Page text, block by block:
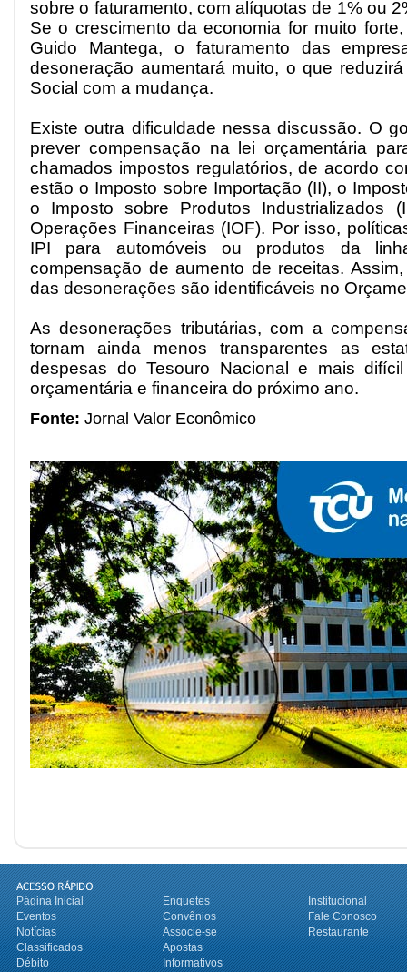
sobre o faturamento, com alíquotas de 1% ou
Se o crescimento da economia for muito
Guido Mantega, o faturamento das
desoneração aumentará muito, o que
Social com a mudança.
Existe outra dificuldade nessa discussão. O
prever compensação na lei orçamentária
chamados impostos regulatórios, de acordo
estão o Imposto sobre Importação (II), o
o Imposto sobre Produtos Industrializados
Operações Financeiras (IOF). Por isso,
IPI para automóveis ou produtos da
compensação de aumento de receitas.
das desonerações são identificáveis no
As desonerações tributárias, com a
tornam ainda menos transparentes as
despesas do Tesouro Nacional e mais
orçamentária e financeira do próximo ano.
Fonte: Jornal Valor Econômico
Página Inicial Enquetes
Institucional
Eventos
Convênios
Fale Conosco
Notícias
Associe-se
Restaurante
Classificados
Apostas
Débito
Informativos